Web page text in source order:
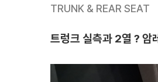
TRUNK & REAR SEAT
트렁크 실측과 2열 ? 암